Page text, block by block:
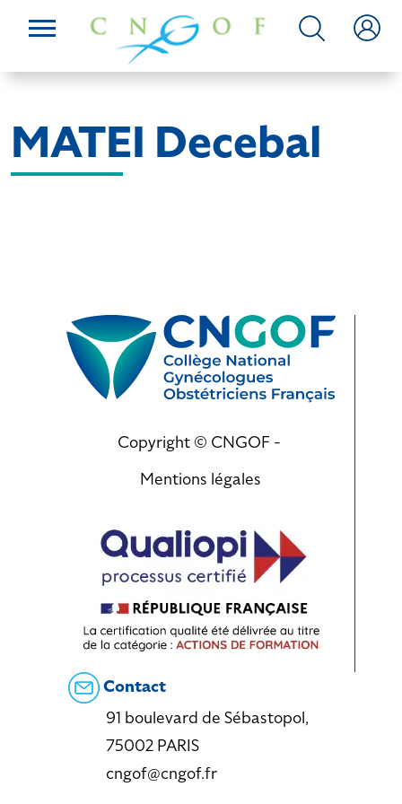
MATEI Decebal
Copyright © CNGOF -
Mentions légales
Contact
91 boulevard de Sébastopol,
75002 PARIS
cngof@cngof.fr